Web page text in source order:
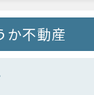
か不動産